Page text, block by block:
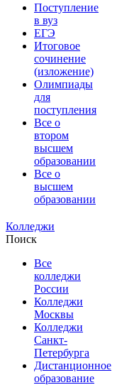
Поступление
в вуз
ЕГЭ
Итоговое
сочинение
(изложение)
Олимпиады
для
поступления
Все о
втором
высшем
образовании
Все о
высшем
образовании
Колледжи
Поиск
Все
колледжи
России
Колледжи
Москвы
Колледжи
Санкт-
Петербурга
Дистанционное
образование